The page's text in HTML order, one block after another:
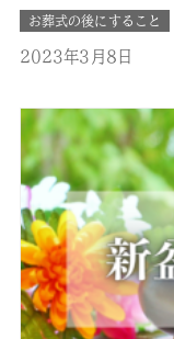
ょうか？ここではそ
きや注意すべきポイ
イントをまとめまし
2023年3月8日
お葬式の後にすること